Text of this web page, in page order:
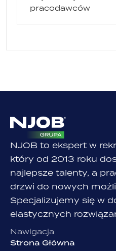
pracodawców
NJOB to ekspert w
który od 2013 roku
najlepsze talenty, a
drzwi do nowych
Specjalizujemy się w
elastycznych
Nawigacja
Strona Główna